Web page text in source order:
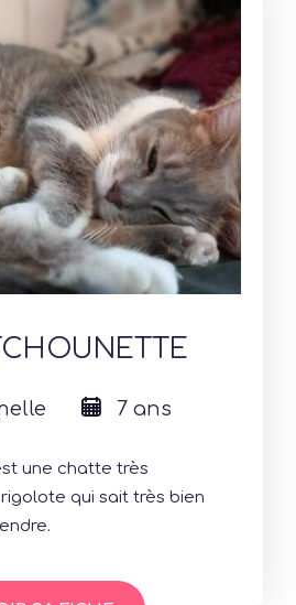
7 ans
une chatte très
qui sait très bien